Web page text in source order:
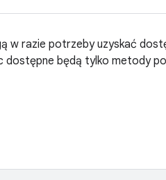
w razie potrzeby uzyskać
będą tylko metody